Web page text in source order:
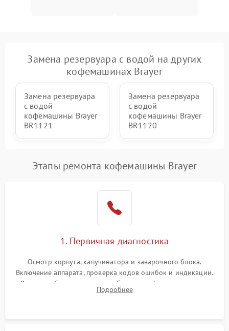
Замена резервуара с водой на других
кофемашинах Brayer
Замена резервуара
с водой
кофемашины Brayer
BR1121
Замена резервуара
с водой
кофемашины Brayer
BR1120
Этапы ремонта кофемашины Brayer
1. Первичная диагностика
Осмотр корпуса, капучинатора и заварочного блока.
Включение аппарата, проверка кодов ошибок и индикации.
Оценка работы помпы, термоблока и кофемолки на слух.
Измерение температуры и давления воды для выявления
Подробнее